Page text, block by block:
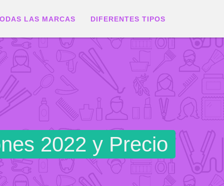
2022 y Precio
LAS MARCAS DIFERENTES TIPOS